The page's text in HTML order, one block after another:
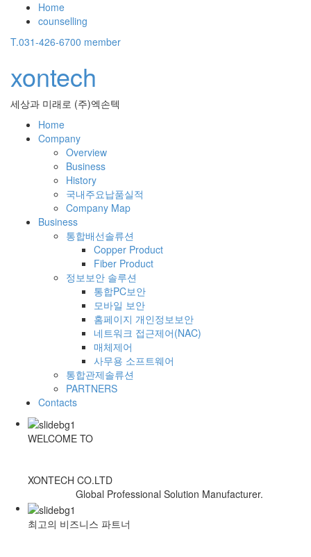
Home
counselling
T.031-426-6700 member
xontech
세상과 미래로 (주)엑손텍
Home
Company
Overview
Business
History
국내주요납품실적
Company Map
Business
통합배선솔류션
Copper Product
Fiber Product
정보보안 솔루션
통합PC보안
모바일 보안
홈페이지 개인정보보안
네트워크 접근제어(NAC)
매체제어
사무용 소프트웨어
통합관제솔류션
PARTNERS
Contacts
WELCOME TO
XONTECH CO.LTD
Global Professional Solution Manufacturer.
최고의 비즈니스 파트너